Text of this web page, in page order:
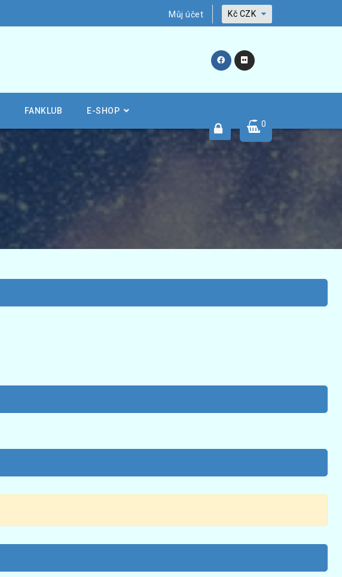
Můj účet Kč CZK
FANKLUB E-SHOP
0